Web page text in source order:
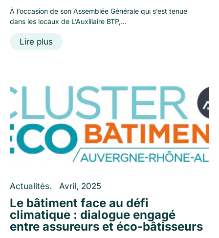
À l’occasion de son Assemblée Générale qui s’est tenue
dans les locaux de L’Auxiliaire BTP,...
Lire plus
Actualités. Avril, 2025
Le bâtiment face au défi
climatique : dialogue engagé
entre assureurs et éco-bâtisseurs